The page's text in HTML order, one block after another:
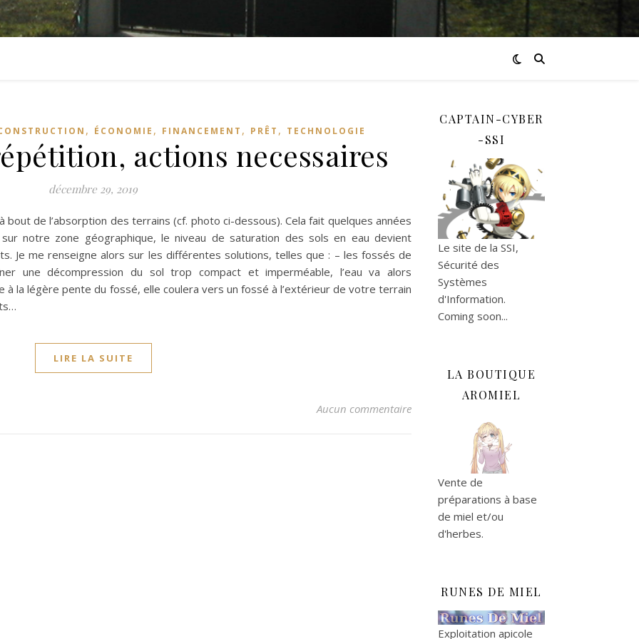
, ÉCONOMIE , FINANCEMENT , PRÊT , TECHNOLOGIE
actions necessaires
décembre 29, 2019
de l’absorption des terrains (cf. photo ci-dessous). Cela fait quelques années
notre zone géographique, le niveau de saturation des sols en eau devient
Je me renseigne alors sur les différentes solutions, telles que : – les fossés de
une décompression du sol trop compact et imperméable, l’eau va alors
la légère pente du fossé, elle coulera vers un fossé à l’extérieur de votre terrain
LIRE LA SUITE
Aucun commentaire
CAPTAIN-CYBER
-SSI
Le site de la SSI,
Sécurité des
Systèmes
d'Information.
Coming soon...
LA BOUTIQUE
AROMIEL
Vente de
préparations à base
de miel et/ou
d'herbes.
RUNES DE MIEL
Exploitation apicole